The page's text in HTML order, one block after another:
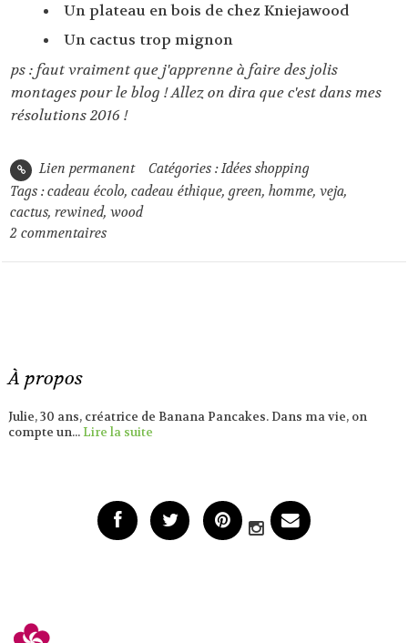
À propos
Julie, 30 ans, créatrice de Banana Pancakes. Dans ma vie, on
compte un...Lire la suite
Un plateau en bois de chez Kniejawood
Un cactus trop mignon
ps : faut vraiment que j'apprenne à faire des jolis
montages pour le blog ! Allez on dira que c'est dans mes
résolutions 2016 !
Lien permanent Catégories :Idées shopping
Tags :cadeau écolo,cadeau éthique,green,homme,veja,
cactus,rewined,wood
2 commentaires